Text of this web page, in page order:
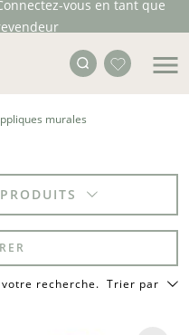
vous en tant que
murales
recherche. Trier par